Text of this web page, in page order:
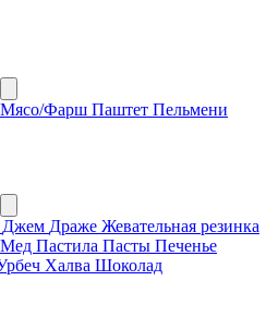
Мясо/Фарш Паштет Пельмени
Джем Драже Жевательная резинка
Мед Пастила Пасты Печенье
Халва Шоколад